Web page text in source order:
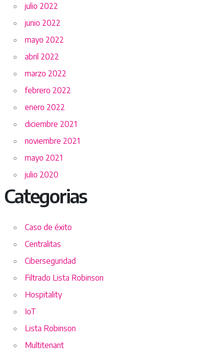
julio 2022
junio 2022
mayo 2022
abril 2022
marzo 2022
febrero 2022
enero 2022
diciembre 2021
noviembre 2021
mayo 2021
julio 2020
Categorias
Caso de éxito
Centralitas
Ciberseguridad
Filtrado Lista Robinson
Hospitality
IoT
Lista Robinson
Multitenant